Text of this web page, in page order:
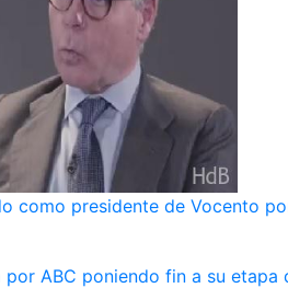
como presidente de Vocento
ABC poniendo fin a su etapa